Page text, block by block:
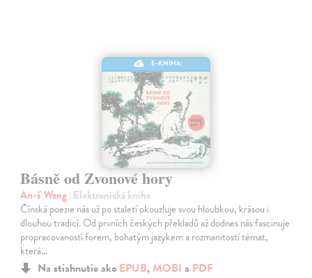
E-KNIHA
Básně od Zvonové hory
An-š' Wang| Elektronická kniha
Čínská poezie nás už po staletí okouzluje svou hloubkou, krásou i
dlouhou tradicí. Od prvních českých překladů až dodnes nás fascinuje
propracovaností forem, bohatým jazykem a rozmanitostí témat,
která…
Na stiahnutie ako EPUB, MOBI a PDF